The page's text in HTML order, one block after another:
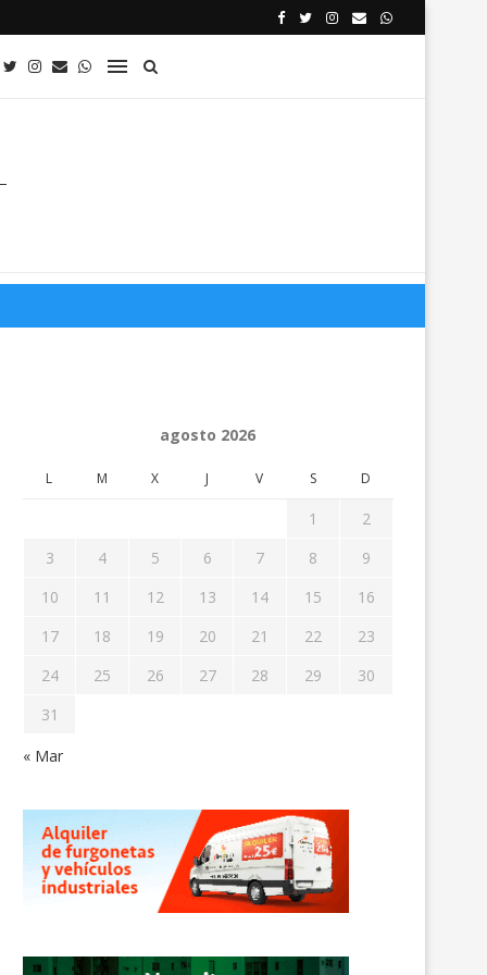
agosto 2026
L M X J V S D
1
2
3
4 5 6 7 8
9
10
11 12 13 14 15
16
17
18 19 20 21 22
23
24
25 26 27 28 29
30
31
« Mar